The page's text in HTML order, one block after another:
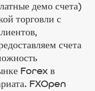
демо счета)
торговли с
счета
Forex в
FXOpen